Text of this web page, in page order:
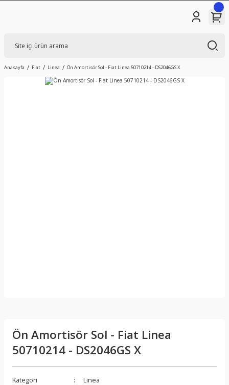
Anasayfa Fiat Linea Ön Amortisör Sol - Fiat Linea 50710214 - DS2046GS X
Ön Amortisör Sol - Fiat Linea
50710214 - DS2046GS X
Kategori
Linea